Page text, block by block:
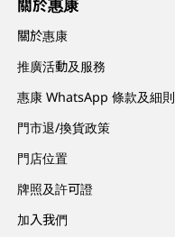
關於惠康
關於惠康
推廣活動及服務
惠康 WhatsApp 條款及細則
門市退/換貨政策
門店位置
牌照及許可證
加入我們